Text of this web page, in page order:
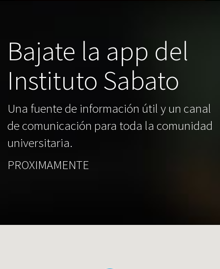
Bajate la app del
Instituto Sabato
Una fuente de información útil y un canal
de comunicación para toda la comunidad
universitaria.
PROXIMAMENTE